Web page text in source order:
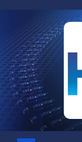
contenido